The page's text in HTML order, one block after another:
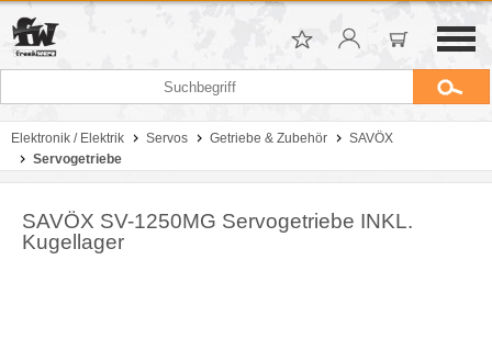
Elektronik / Elektrik Servos Getriebe & Zubehör
SAVÖX
Servogetriebe
SAVÖX SV-1250MG Servogetriebe INKL.
Kugellager